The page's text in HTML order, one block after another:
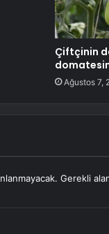
Çiftçinin
Ağustos 7,
Gerekli